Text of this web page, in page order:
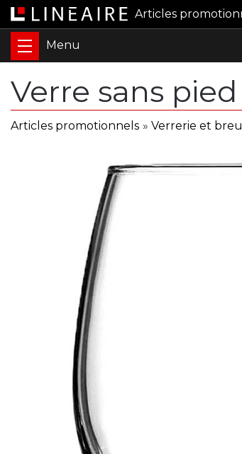
Articles
Verre sans
Articles promotionnels » Verrerie et